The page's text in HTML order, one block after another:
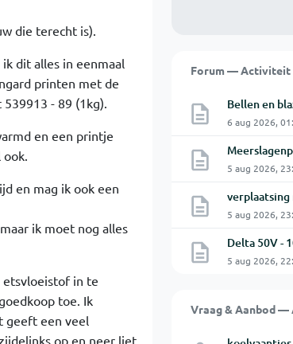
Forum — Activiteit
6 aug 2026,
5 aug 2026,
verplaatsing
5 aug 2026,
Delta 50V -
5 aug 2026,
Vraag & Aanbod
die terecht is).
dit alles in eenmaal
printen met de
- 89 (1kg).
en een printje
en mag ik ook een
ik moet nog alles
etsvloeistof in te
toe. Ik
geeft een veel
op en neer liet